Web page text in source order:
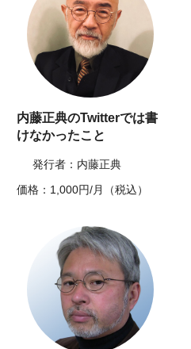
内藤正典のTwitterでは書
けなかったこと
発行者：内藤正典
価格：1,000円/月（税込）